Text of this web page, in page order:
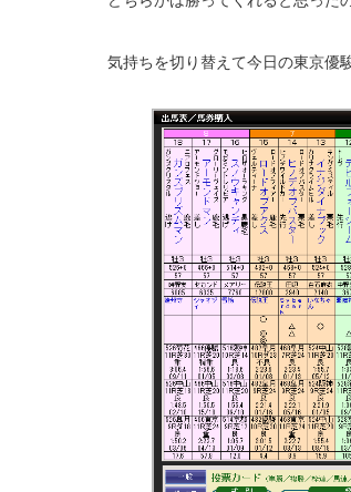
気持ちを切り替えて今日の東京優